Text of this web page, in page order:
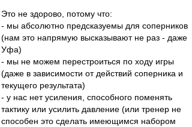
Это не здорово, потому что:
- мы абсолютно предсказуемы для соперников
(нам это напрямую высказывают не раз - даже
Уфа)
- мы не можем перестроиться по ходу игры
(даже в зависимости от действий соперника и
текущего результата)
- у нас нет усиления, способного поменять
тактику или усилить давление (или тренер не
способен это сделать имеющимся набором